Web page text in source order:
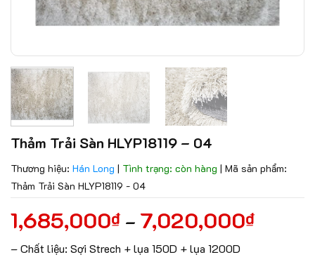
Thảm Trải Sàn HLYP18119 – 04
Thương hiệu: Hán Long | Tình trạng: còn hàng | Mã sản phẩm:
Thảm Trải Sàn HLYP18119 - 04
1,685,000₫ – 7,020,000₫
– Chất liệu: Sợi Strech + lụa 150D + lụa 1200D